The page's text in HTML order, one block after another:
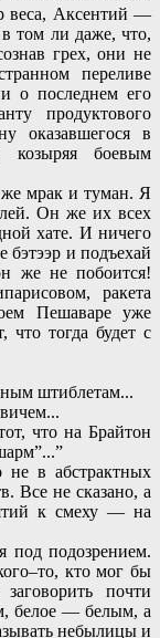
веса, Аксентий —
том ли даже, что,
грех, они не
переливе
о последнем его
продуктового
оказавшегося в
козыряя боевым
мрак и туман. Я
Он же их всех
хате. И ничего
бэтээр и подъехай
же не побоится!
ракета
Пешаваре уже
что тогда будет с
штиблетам...
что на Брайтон
не в абстрактных
Все не сказано, а
к смеху — на
под подозрением.
кто мог бы
почти
белое — белым, а
небылицы и